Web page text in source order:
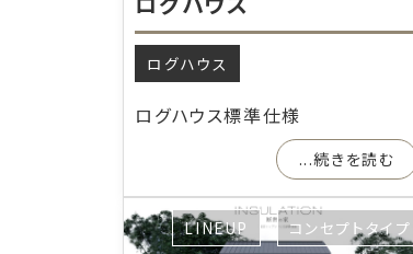
ログハウス
ログハウス標準仕様
...続きを読む
LINEUP コンセプトタイプ